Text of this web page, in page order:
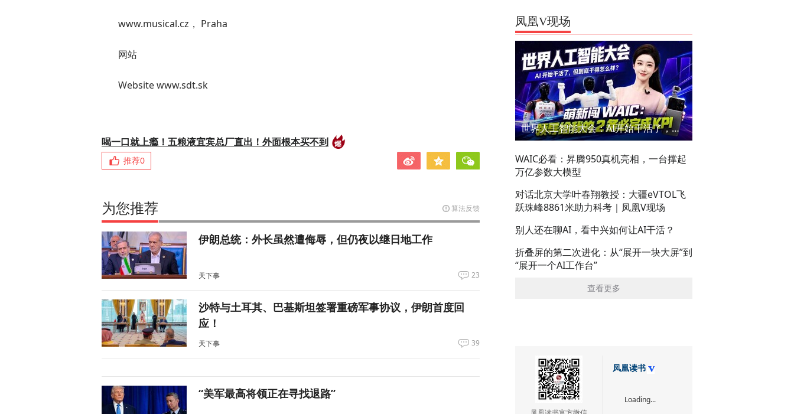
www.musical.cz， Praha
网站
Website www.sdt.sk
喝一口就上瘾！五粮液宜宾总厂直出！外面根本买不到
推荐0
为您推荐 算法反馈
伊朗总统：外长虽然遭侮辱，但仍夜以继日地工作
天下事 23
沙特与土耳其、巴基斯坦签署重磅军事协议，伊朗首度回
应！
天下事 39
“美军最高将领正在寻找退路”
凤凰V现场
世界人工智能大会：AI开始干活了，但到底干的怎么样？萌新闯WAIC
WAIC必看：昇腾950真机亮相，一台撑起
万亿参数大模型
对话北京大学叶春翔教授：大疆eVTOL飞
跃珠峰8861米助力科考｜凤凰V现场
别人还在聊AI，看中兴如何让AI干活？
折叠屏的第二次进化：从“展开一块大屏”到
“展开一个AI工作台”
查看更多
凤凰读书
Loading...